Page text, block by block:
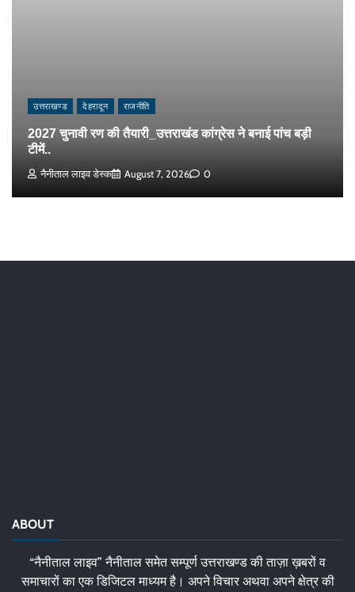
उत्तराखण्ड देहरादून राजनीति
2027 चुनावी रण की तैयारी_उत्तराखंड कांग्रेस ने बनाई पांच बड़ी
टीमें..
नैनीताल लाइव डेस्क August 7, 2026 0
ABOUT
“नैनीताल लाइव” नैनीताल समेत सम्पूर्ण उत्तराखण्ड की ताज़ा ख़बरों व
समाचारों का एक डिजिटल माध्यम है। अपने विचार अथवा अपने क्षेत्र की